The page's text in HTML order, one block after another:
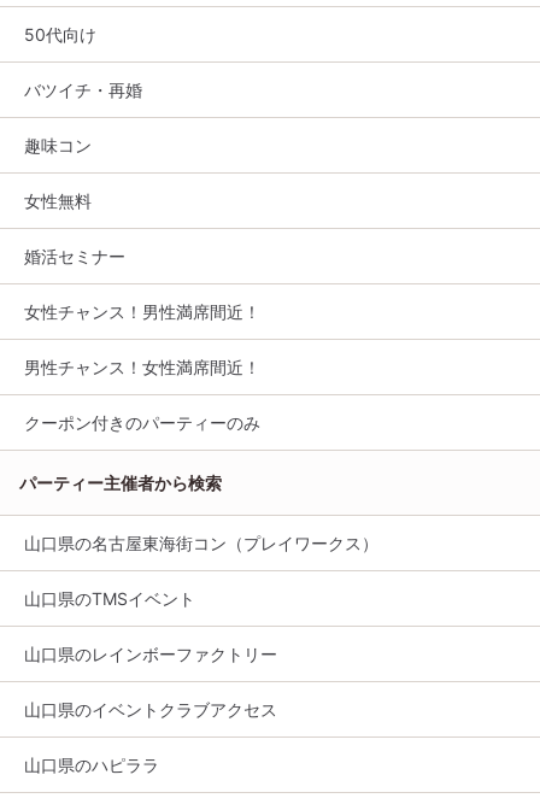
50代向け
バツイチ・再婚
趣味コン
女性無料
婚活セミナー
女性チャンス！男性満席間近！
男性チャンス！女性満席間近！
クーポン付きのパーティーのみ
パーティー主催者から検索
山口県の名古屋東海街コン（プレイワークス）
山口県のTMSイベント
山口県のレインボーファクトリー
山口県のイベントクラブアクセス
山口県のハピララ